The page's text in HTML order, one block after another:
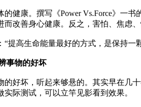
的健康。撰写《Power Vs.Force》一
而改善身心健康。反之，害怕、焦虑
“提高生命能量最好的方式，是保持一
事物的好坏
的好坏，听起来够悬的。其实早在几
实际测试，可以立竿见影看到效果。